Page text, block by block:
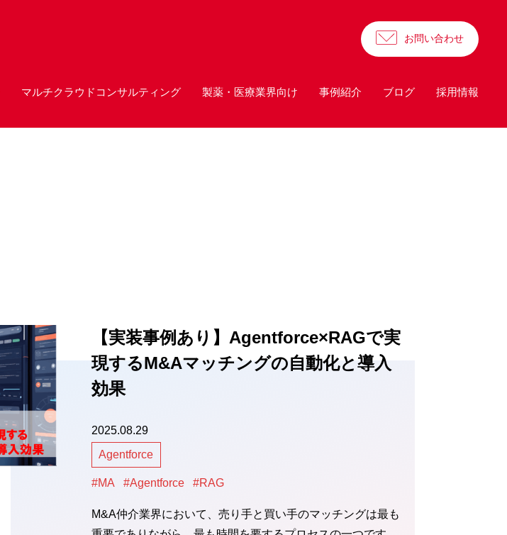
お問い合わせ
マルチクラウドコンサルティング 製薬・医療業界向け 事例紹介 ブログ 採用情報
【実装事例あり】Agentforce×RAGで実
現するM&Aマッチングの自動化と導入
効果
2025.08.29
Agentforce
#MA #Agentforce #RAG
M&A仲介業界において、売り手と買い手のマッチングは最も